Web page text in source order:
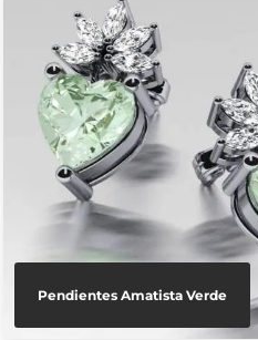
Pendientes Amatista Verde